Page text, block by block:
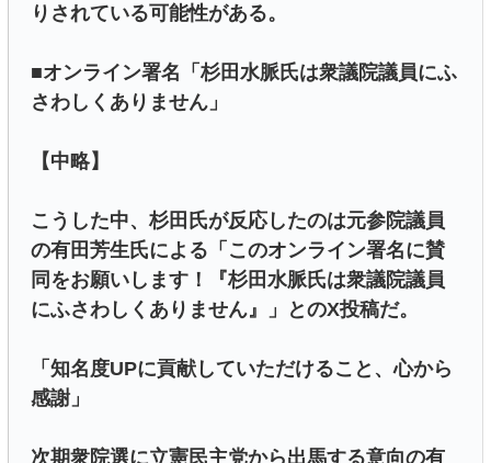
りされている可能性がある。
■オンライン署名「杉田水脈氏は衆議院議員にふ
さわしくありません」
【中略】
こうした中、杉田氏が反応したのは元参院議員
の有田芳生氏による「このオンライン署名に賛
同をお願いします！『杉田水脈氏は衆議院議員
にふさわしくありません』」とのX投稿だ。
「知名度UPに貢献していただけること、心から
感謝」
次期衆院選に立憲民主党から出馬する意向の有